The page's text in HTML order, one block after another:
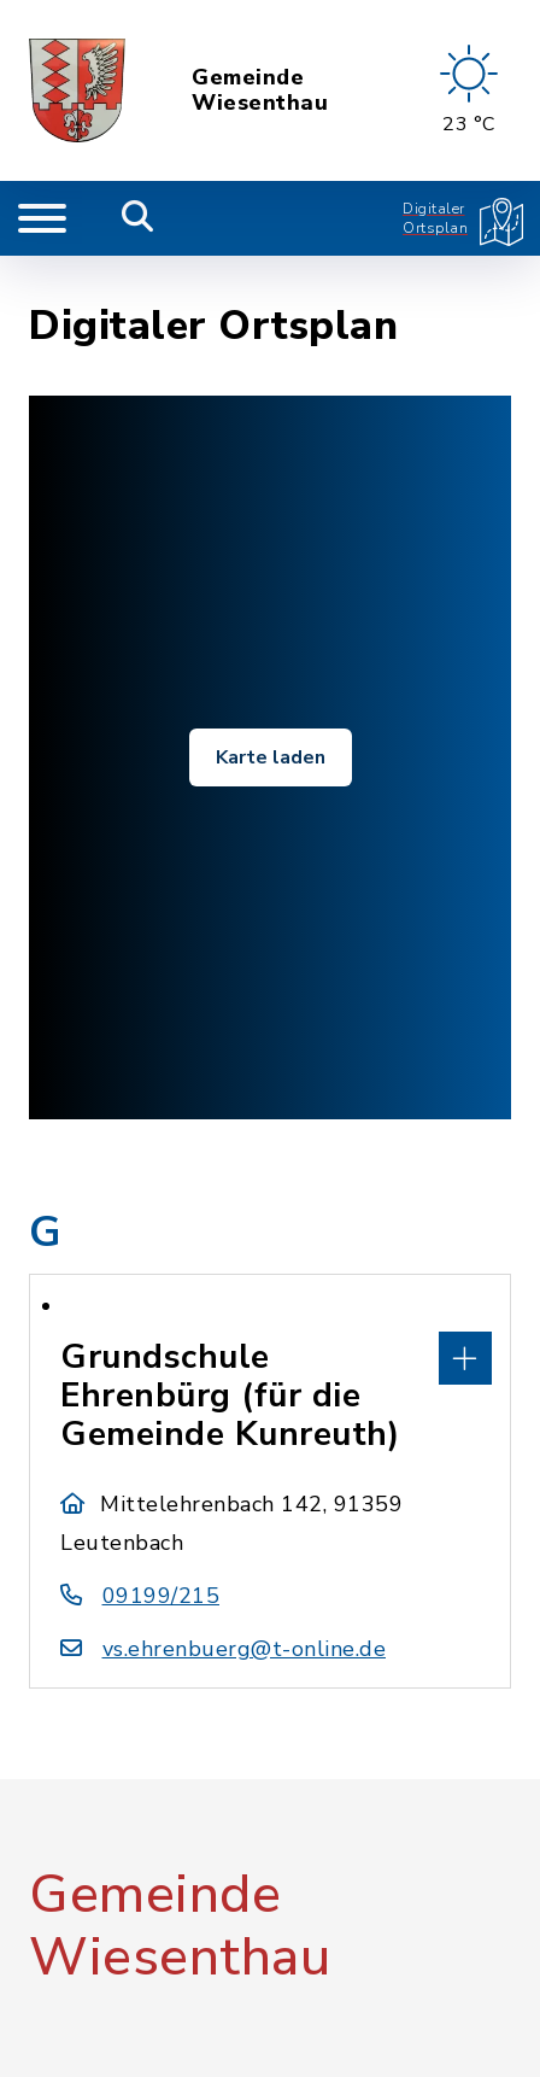
Gemeinde
Wiesenthau
23 °C
Digitaler
Ortsplan
Digitaler Ortsplan
Karte laden
G
Grundschule
Ehrenbürg (für die
Gemeinde Kunreuth)
Mittelehrenbach 142, 91359
Leutenbach
09199/215
vs.ehrenbuerg@t-online.de
Gemeinde
Wiesenthau